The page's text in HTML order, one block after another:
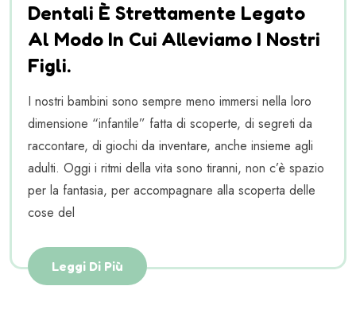
Dentali È Strettamente Legato
Al Modo In Cui Alleviamo I Nostri
Figli.
I nostri bambini sono sempre meno immersi nella loro
dimensione “infantile” fatta di scoperte, di segreti da
raccontare, di giochi da inventare, anche insieme agli
adulti. Oggi i ritmi della vita sono tiranni, non c’è spazio
per la fantasia, per accompagnare alla scoperta delle
cose del
Leggi Di Più